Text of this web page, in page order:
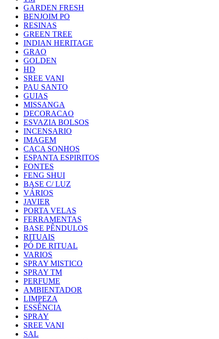
GARDEN FRESH
BENJOIM PO
RESINAS
GREEN TREE
INDIAN HERITAGE
GRAO
GOLDEN
HD
SREE VANI
PAU SANTO
GUIAS
MISSANGA
DECORACAO
ESVAZIA BOLSOS
INCENSARIO
IMAGEM
CACA SONHOS
ESPANTA ESPIRITOS
FONTES
FENG SHUI
BASE C/ LUZ
VÁRIOS
JAVIER
PORTA VELAS
FERRAMENTAS
BASE PÊNDULOS
RITUAIS
PÓ DE RITUAL
VARIOS
SPRAY MISTICO
SPRAY TM
PERFUME
AMBIENTADOR
LIMPEZA
ESSÊNCIA
SPRAY
SREE VANI
SAL